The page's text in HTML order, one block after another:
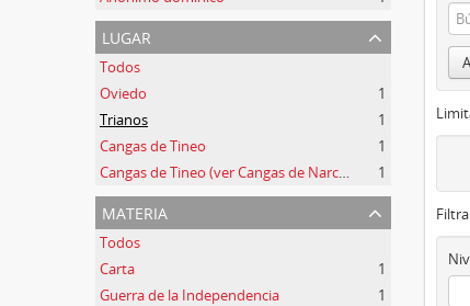
lugar
Todos
Oviedo
1
Trianos
1
Cangas de Tineo
1
Cangas de Tineo (ver Cangas de Narcea)
1
materia
Todos
Carta
1
Guerra de la Independencia
1